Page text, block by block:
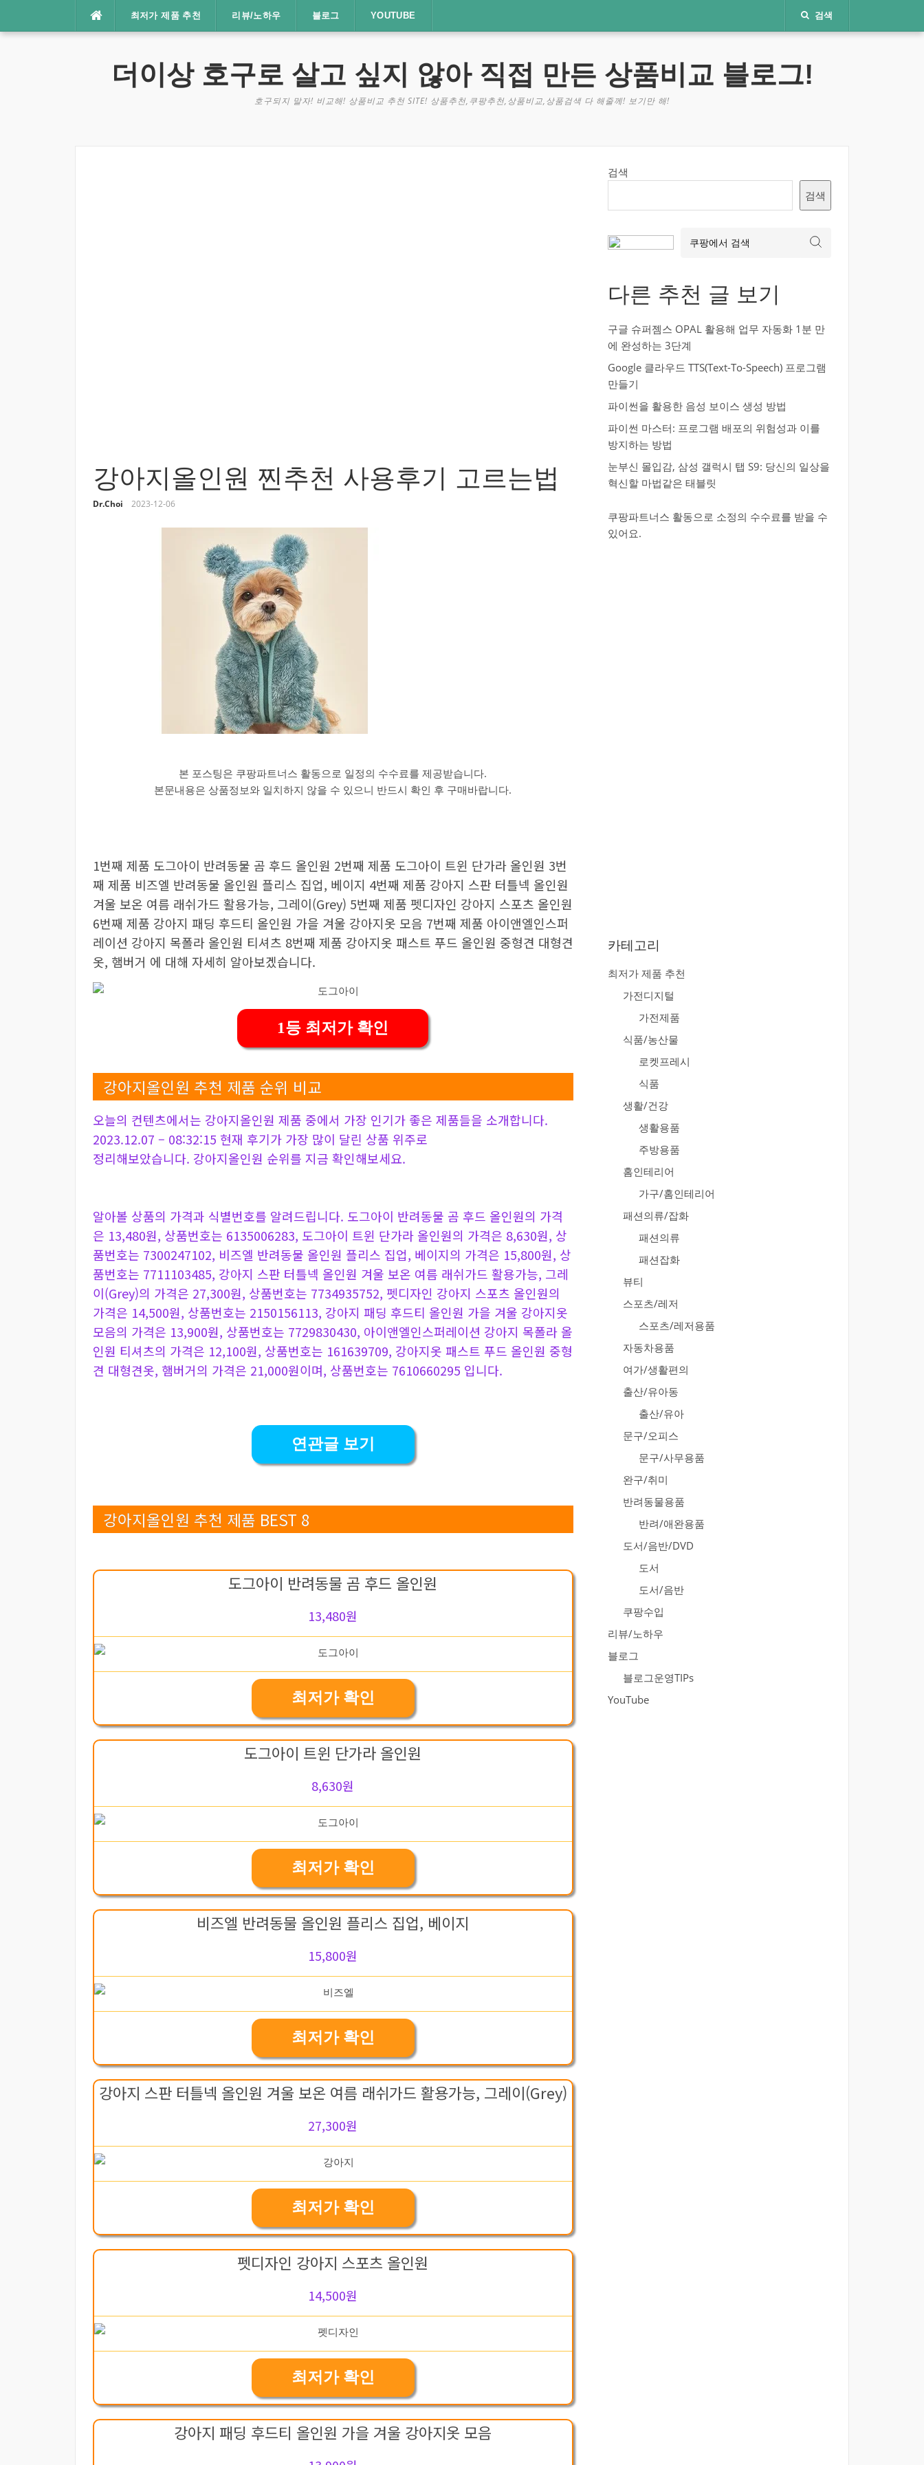
최저가 제품 추천 리뷰/노하우 블로그 YOUTUBE 검색
더이상 호구로 살고 싶지 않아 직접 만든 상품비교 블로그!
호구되지 말자! 비교해! 상품비교 추천 SITE! 상품추천,쿠팡추천,상품비교,상품검색 다 해줄께! 보기만 해!
강아지올인원 찐추천 사용후기 고르는법
Dr.Choi 2023-12-06
본 포스팅은 쿠팡파트너스 활동으로 일정의 수수료를 제공받습니다.
본문내용은 상품정보와 일치하지 않을 수 있으니 반드시 확인 후 구매바랍니다.
1번째 제품 도그아이 반려동물 곰 후드 올인원 2번째 제품 도그아이 트윈 단가라 올인원 3번
째 제품 비즈엘 반려동물 올인원 플리스 집업, 베이지 4번째 제품 강아지 스판 터틀넥 올인원
겨울 보온 여름 래쉬가드 활용가능, 그레이(Grey) 5번째 제품 펫디자인 강아지 스포츠 올인원
6번째 제품 강아지 패딩 후드티 올인원 가을 겨울 강아지옷 모음 7번째 제품 아이앤엘인스퍼
레이션 강아지 목폴라 올인원 티셔츠 8번째 제품 강아지옷 패스트 푸드 올인원 중형견 대형견
옷, 햄버거 에 대해 자세히 알아보겠습니다.
1등 최저가 확인
강아지올인원 추천 제품 순위 비교
오늘의 컨텐츠에서는 강아지올인원 제품 중에서 가장 인기가 좋은 제품들을 소개합니다.
2023.12.07 – 08:32:15 현재 후기가 가장 많이 달린 상품 위주로
정리해보았습니다. 강아지올인원 순위를 지금 확인해보세요.
알아볼 상품의 가격과 식별번호를 알려드립니다. 도그아이 반려동물 곰 후드 올인원의 가격
은 13,480원, 상품번호는 6135006283, 도그아이 트윈 단가라 올인원의 가격은 8,630원, 상
품번호는 7300247102, 비즈엘 반려동물 올인원 플리스 집업, 베이지의 가격은 15,800원, 상
품번호는 7711103485, 강아지 스판 터틀넥 올인원 겨울 보온 여름 래쉬가드 활용가능, 그레
이(Grey)의 가격은 27,300원, 상품번호는 7734935752, 펫디자인 강아지 스포츠 올인원의
가격은 14,500원, 상품번호는 2150156113, 강아지 패딩 후드티 올인원 가을 겨울 강아지옷
모음의 가격은 13,900원, 상품번호는 7729830430, 아이앤엘인스퍼레이션 강아지 목폴라 올
인원 티셔츠의 가격은 12,100원, 상품번호는 161639709, 강아지옷 패스트 푸드 올인원 중형
견 대형견옷, 햄버거의 가격은 21,000원이며, 상품번호는 7610660295 입니다.
연관글 보기
강아지올인원 추천 제품 BEST 8
도그아이 반려동물 곰 후드 올인원
13,480원
최저가 확인
도그아이 트윈 단가라 올인원
8,630원
최저가 확인
비즈엘 반려동물 올인원 플리스 집업, 베이지
15,800원
최저가 확인
강아지 스판 터틀넥 올인원 겨울 보온 여름 래쉬가드 활용가능, 그레이(Grey)
27,300원
최저가 확인
펫디자인 강아지 스포츠 올인원
14,500원
최저가 확인
강아지 패딩 후드티 올인원 가을 겨울 강아지옷 모음
검색
검색
다른 추천 글 보기
구글 슈퍼젬스 OPAL 활용해 업무 자동화 1분 만
에 완성하는 3단계
Google 클라우드 TTS(Text-To-Speech) 프로그램
만들기
파이썬을 활용한 음성 보이스 생성 방법
파이썬 마스터: 프로그램 배포의 위험성과 이를
방지하는 방법
눈부신 몰입감, 삼성 갤럭시 탭 S9: 당신의 일상을
혁신할 마법같은 태블릿
쿠팡파트너스 활동으로 소정의 수수료를 받을 수
있어요.
카테고리
최저가 제품 추천
가전디지털
가전제품
식품/농산물
로켓프레시
식품
생활/건강
생활용품
주방용품
홈인테리어
가구/홈인테리어
패션의류/잡화
패션의류
패션잡화
뷰티
스포츠/레저
스포츠/레저용품
자동차용품
여가/생활편의
출산/유아동
출산/유아
문구/오피스
문구/사무용품
완구/취미
반려동물용품
반려/애완용품
도서/음반/DVD
도서
도서/음반
쿠팡수입
리뷰/노하우
블로그
블로그운영TIPs
YouTube